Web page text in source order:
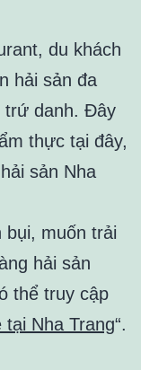
du khách
hải sản đa
trứ danh. Đây
thực tại đây,
sản Nha
bụi, muốn trải
hải sản
thể truy cập
tại Nha Trang“.